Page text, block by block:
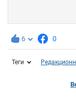
6 0
Теги